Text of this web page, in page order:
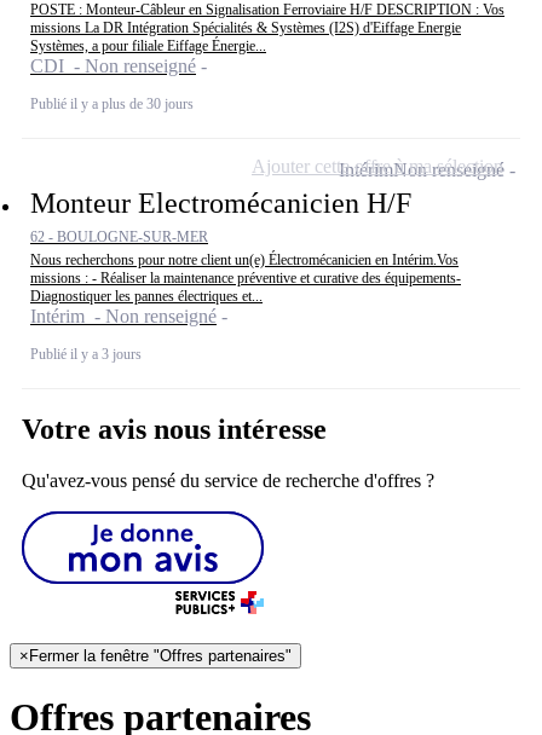
POSTE : Monteur-Câbleur en Signalisation Ferroviaire H/F DESCRIPTION : Vos
missions La DR Intégration Spécialités & Systèmes (I2S) d'Eiffage Energie
Systèmes, a pour filiale Eiffage Énergie...
CDI - Non renseigné
Publié il y a plus de 30 jours
Monteur Electromécanicien H/F
62 - BOULOGNE-SUR-MER
Nous recherchons pour notre client un(e) Électromécanicien en Intérim.Vos
missions : - Réaliser la maintenance préventive et curative des équipements-
Diagnostiquer les pannes électriques et...
Intérim - Non renseigné
Publié il y a 3 jours
IntérimNon renseigné
Ajouter cette offre à ma sélection
Votre avis nous intéresse
Qu'avez-vous pensé du service de recherche d'offres ?
× Fermer la fenêtre "Offres partenaires"
Offres partenaires